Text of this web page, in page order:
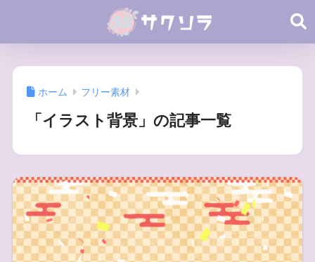
ホーム フリー素材
「イラスト背景」の記事一覧